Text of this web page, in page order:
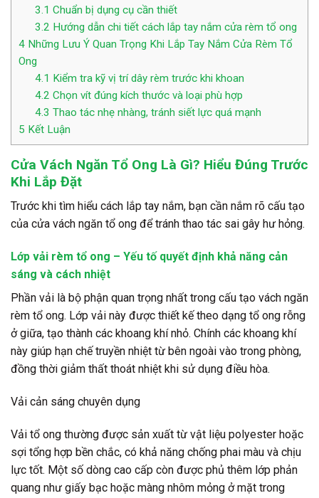
3.1 Chuẩn bị dụng cụ cần thiết
3.2 Hướng dẫn chi tiết cách lắp tay nắm cửa rèm tổ ong
4 Những Lưu Ý Quan Trọng Khi Lắp Tay Nắm Cửa Rèm Tổ
Ong
4.1 Kiểm tra kỹ vị trí dây rèm trước khi khoan
4.2 Chọn vít đúng kích thước và loại phù hợp
4.3 Thao tác nhẹ nhàng, tránh siết lực quá mạnh
5 Kết Luận
Cửa Vách Ngăn Tổ Ong Là Gì? Hiểu Đúng Trước
Khi Lắp Đặt
Trước khi tìm hiểu cách lắp tay nắm, bạn cần nắm rõ cấu tạo
của cửa vách ngăn tổ ong để tránh thao tác sai gây hư hỏng.
Lớp vải rèm tổ ong – Yếu tố quyết định khả năng cản
sáng và cách nhiệt
Phần vải là bộ phận quan trọng nhất trong cấu tạo vách ngăn
rèm tổ ong. Lớp vải này được thiết kế theo dạng tổ ong rỗng
ở giữa, tạo thành các khoang khí nhỏ. Chính các khoang khí
này giúp hạn chế truyền nhiệt từ bên ngoài vào trong phòng,
đồng thời giảm thất thoát nhiệt khi sử dụng điều hòa.
Vải cản sáng chuyên dụng
Vải tổ ong thường được sản xuất từ vật liệu polyester hoặc
sợi tổng hợp bền chắc, có khả năng chống phai màu và chịu
lực tốt. Một số dòng cao cấp còn được phủ thêm lớp phản
quang như giấy bạc hoặc màng nhôm mỏng ở mặt trong